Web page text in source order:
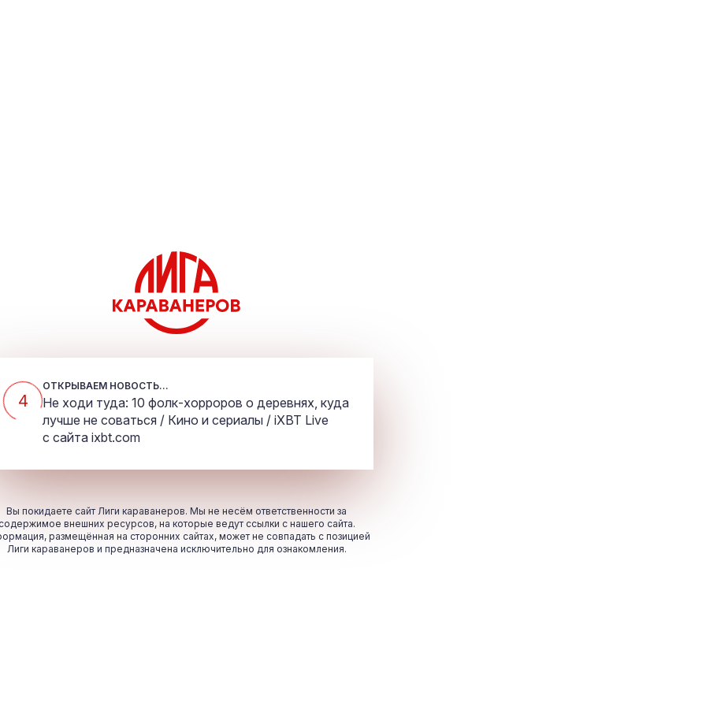
4
ОТКРЫВАЕМ НОВОСТЬ...
Не ходи туда: 10 фолк-хорроров о деревнях, куда
лучше не соваться / Кино и сериалы / iXBT Live
с сайта ixbt.com
Вы покидаете сайт Лиги караванеров. Мы не несём ответственности за
внешних ресурсов, на которые ведут ссылки с нашего сайта.
размещённая на сторонних сайтах, может не совпадать с позицией
Лиги караванеров и предназначена исключительно для ознакомления.